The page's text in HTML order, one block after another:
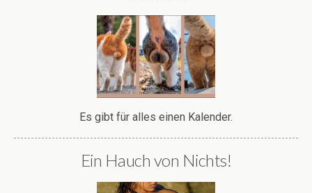
Es gibt für alles einen Kalender.
Ein Hauch von Nichts!